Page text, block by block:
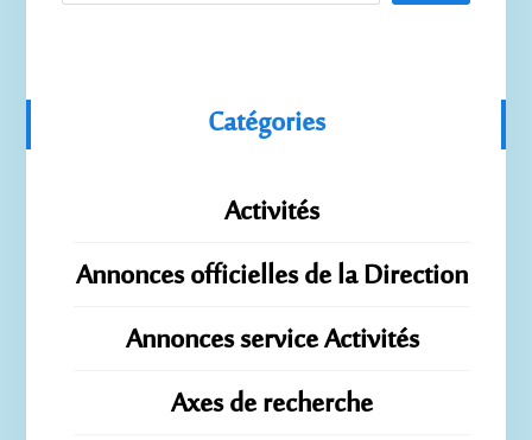
Catégories
Activités
Annonces officielles de la Direction
Annonces service Activités
Axes de recherche